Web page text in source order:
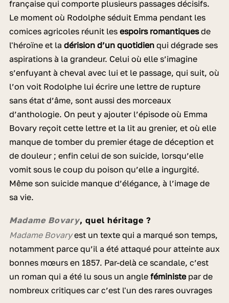
française qui comporte plusieurs passages décisifs.
Le moment où Rodolphe séduit Emma pendant les
comices agricoles réunit les espoirs romantiquesde
l'héroïne et la dérision d’un quotidienqui dégrade ses
aspirations à la grandeur. Celui où elle s’imagine
s’enfuyant à cheval avec lui et le passage, qui suit, où
l’on voit Rodolphe lui écrire une lettre de rupture
sans état d’âme, sont aussi des morceaux
d’anthologie. On peut y ajouter l’épisode où Emma
Bovary reçoit cette lettre et la lit au grenier, et où elle
manque de tomber du premier étage de déception et
de douleur ; enfin celui de son suicide, lorsqu’elle
vomit sous le coup du poison qu’elle a ingurgité.
Même son suicide manque d’élégance, à l’image de
sa vie.
Madame Bovary, quel héritage ?
Madame Bovaryest un texte qui a marqué son temps,
notamment parce qu’il a été attaqué pour atteinte aux
bonnes mœurs en 1857. Par-delà ce scandale, c’est
un roman qui a été lu sous un angle féministepar de
nombreux critiques car c’est l'un des rares ouvrages